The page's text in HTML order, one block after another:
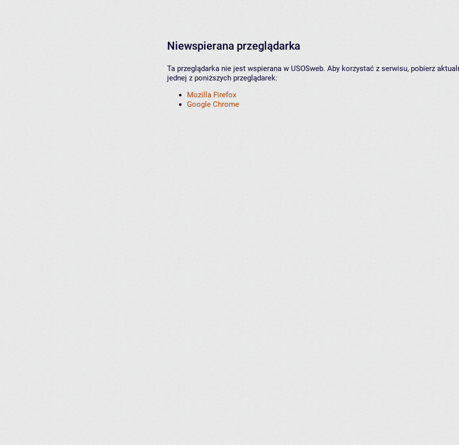
Niewspierana przeglądarka
Ta przeglądarka nie jest wspierana w USOSweb. Aby korzystać z serwisu, pobierz
jednej z poniższych przeglądarek:
Mozilla Firefox
Google Chrome